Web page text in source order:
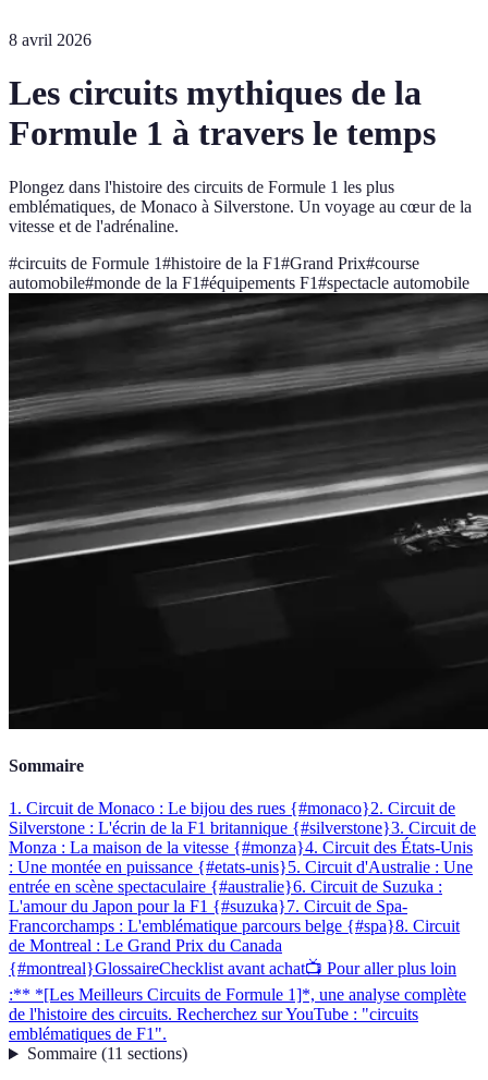
8 avril 2026
Les circuits mythiques de la
Formule 1 à travers le temps
Plongez dans l'histoire des circuits de Formule 1 les plus
emblématiques, de Monaco à Silverstone. Un voyage au cœur de la
vitesse et de l'adrénaline.
#circuits de Formule 1#histoire de la F1#Grand Prix#course
automobile#monde de la F1#équipements F1#spectacle automobile
Sommaire
1. Circuit de Monaco : Le bijou des rues {#monaco}2. Circuit de
Silverstone : L'écrin de la F1 britannique {#silverstone}3. Circuit de
Monza : La maison de la vitesse {#monza}4. Circuit des États-Unis
: Une montée en puissance {#etats-unis}5. Circuit d'Australie : Une
entrée en scène spectaculaire {#australie}6. Circuit de Suzuka :
L'amour du Japon pour la F1 {#suzuka}7. Circuit de Spa-
Francorchamps : L'emblématique parcours belge {#spa}8. Circuit
de Montreal : Le Grand Prix du Canada
{#montreal}GlossaireChecklist avant achat📺 Pour aller plus loin
:** *[Les Meilleurs Circuits de Formule 1]*, une analyse complète
de l'histoire des circuits. Recherchez sur YouTube : "circuits
emblématiques de F1".
Sommaire(11 sections)